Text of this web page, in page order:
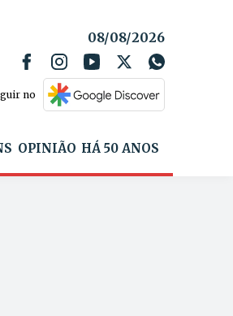
08/08/2026
no
OPINIÃO HÁ 50 ANOS